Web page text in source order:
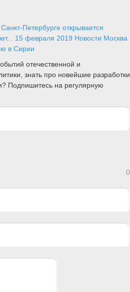
Петербурге открывается
15 февраля 2019 Новости Москва
в Сирии
отечественной и
знать про новейшие разработки
Подпишитесь на регулярную
0